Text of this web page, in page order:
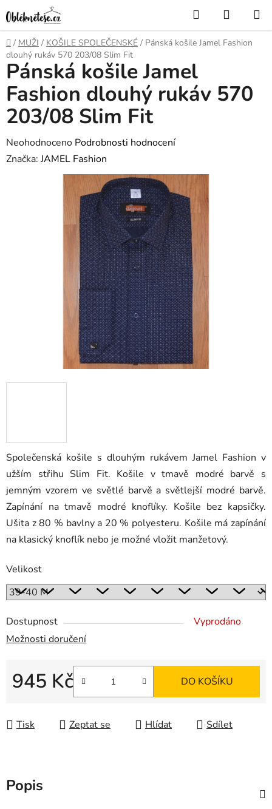
na
obsah
Hledat
KOŠÍK
Domů
/ MUŽI / KOŠILE SPOLEČENSKÉ / Pánská košile Jamel Fashion
dlouhý rukáv 570 203/08 Slim Fit
Společenská košile s dlouhým rukávem Jamel Fashion v
užším střihu Slim Fit. Košile v tmavě modré barvě s
jemným vzorem ve světlé barvě a světlejší modré barvě.
Zapínání na tmavě modré knoflíky. Košile bez kapsičky.
Ušita z 80 % bavlny a 20 % polyesteru. Košile má zapínání
na klasický knoflík nebo je možné vložit manžetový.
Velikost
Dostupnost
Vyprodáno
Možnosti doručení
945 Kč DO KOŠÍKU
Tisk Zeptat se Hlídat Sdílet
Pánská košile Jamel
Fashion dlouhý rukáv 570
203/08 Slim Fit
Průměrné
hodnocení
Neohodnoceno Podrobnosti hodnocení
Značka:JAMEL Fashion
Popis